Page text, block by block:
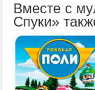
Вместе с
Спуки»